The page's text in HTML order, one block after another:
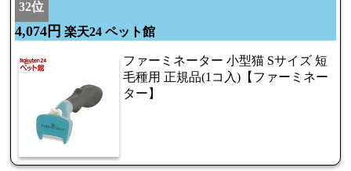
32位
4,074円 楽天24 ペット館
ファーミネーター 小型猫 Sサイズ 短
毛種用 正規品(1コ入)【ファーミネー
ター】